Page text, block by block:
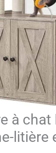
à chat
litière